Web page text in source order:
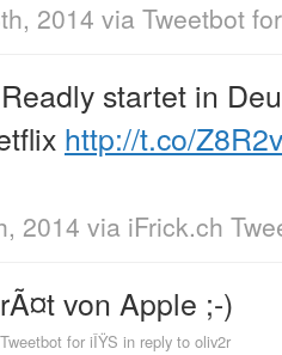
2014 via Tweetbot
startet in
http://t.co/
2014 via iFrick.ch
von Apple ;-)
Tweetbot for iÎŸS in reply to oliv2r